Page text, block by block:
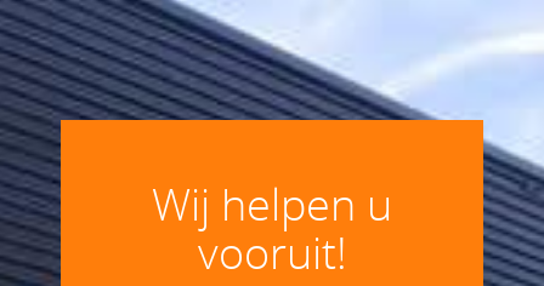
Wij helpen u
vooruit!